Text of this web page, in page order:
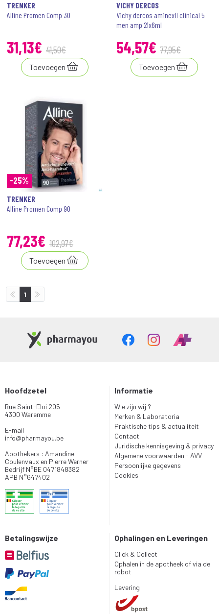
TRENKER
Alline Promen Comp 30
31,13€ 41,50€
Toevoegen
VICHY DERCOS
Vichy dercos aminexil clinical 5
men amp 21x6ml
54,57€ 77,95€
Toevoegen
-25%
TRENKER
Alline Promen Comp 90
77,23€ 102,97€
Toevoegen
1
Hoofdzetel
Rue Saint-Eloi 205
4300 Waremme
E-mail
info@pharmayou.be
Apothekers : Amandine
Coulenvaux en Pierre Werner
Bedrijf N°BE 0471848382
APB N°647402
Informatie
Wie zijn wij ?
Merken & Laboratoria
Praktische tips & actualiteit
Contact
Juridische kennisgeving & privacy
Algemene voorwaarden - AVV
Persoonlijke gegevens
Cookies
Betalingswijze Ophalingen en Leveringen
Click & Collect
Ophalen in de apotheek of via de
robot
Levering